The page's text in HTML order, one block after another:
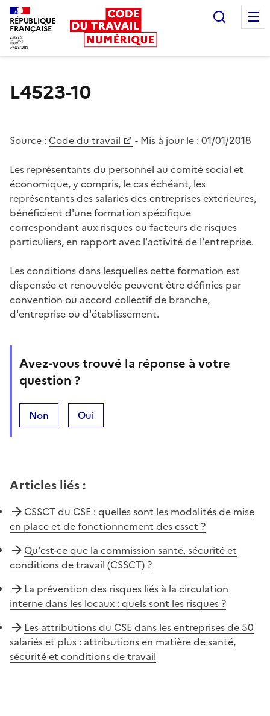
RÉPUBLIQUE
FRANÇAISE
L4523-10
Source : Code du travail - Mis à jour le : 01/01/2018
Les représentants du personnel au comité social et
économique, y compris, le cas échéant, les
représentants des salariés des entreprises extérieures,
bénéficient d'une formation spécifique
correspondant aux risques ou facteurs de risques
particuliers, en rapport avec l'activité de l'entreprise.
Les conditions dans lesquelles cette formation est
dispensée et renouvelée peuvent être définies par
convention ou accord collectif de branche,
d'entreprise ou d'établissement.
Avez-vous trouvé la réponse à votre
question ?
Non Oui
Articles liés :
CSSCT du CSE : quelles sont les modalités de mise
en place et de fonctionnement des cssct ?
Qu'est-ce que la commission santé, sécurité et
conditions de travail (CSSCT) ?
La prévention des risques liés à la circulation
interne dans les locaux : quels sont les risques ?
Les attributions du CSE dans les entreprises de 50
salariés et plus : attributions en matière de santé,
sécurité et conditions de travail